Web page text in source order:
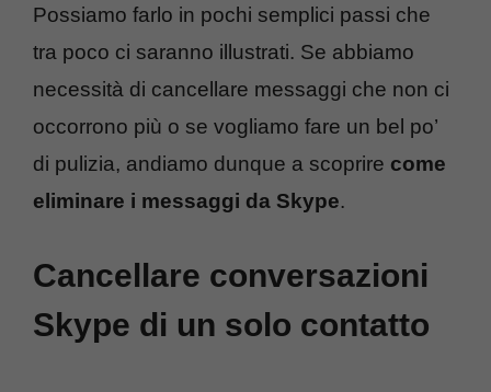
Possiamo farlo in pochi semplici passi che
tra poco ci saranno illustrati. Se abbiamo
necessità di cancellare messaggi che non ci
occorrono più o se vogliamo fare un bel po’
di pulizia, andiamo dunque a scoprire come
eliminare i messaggi da Skype.
Cancellare conversazioni
Skype di un solo contatto